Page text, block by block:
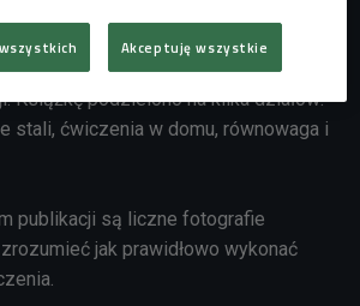
będzie znacznie mniejsza, gdyż
mięśnie oraz zwiększy się ryzyko
Książkę podzielono na kilka działów:
stali, ćwiczenia w domu, równowaga i
publikacji są liczne fotografie
jak prawidłowo wykonać
Akceptuję wszystkie